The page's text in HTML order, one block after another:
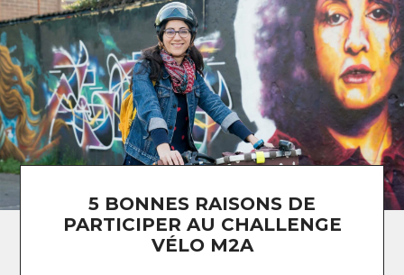
5 BONNES RAISONS DE
PARTICIPER AU CHALLENGE
VÉLO M2A